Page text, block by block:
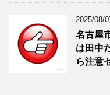
2025/08/
名古屋
は田中
ら注意